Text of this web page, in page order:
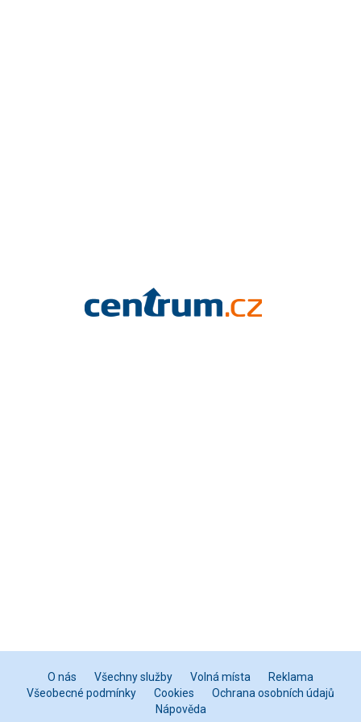
O nás Všechny služby Volná místa
Reklama
Všeobecné podmínky
Cookies
Ochrana osobních údajů
Nápověda